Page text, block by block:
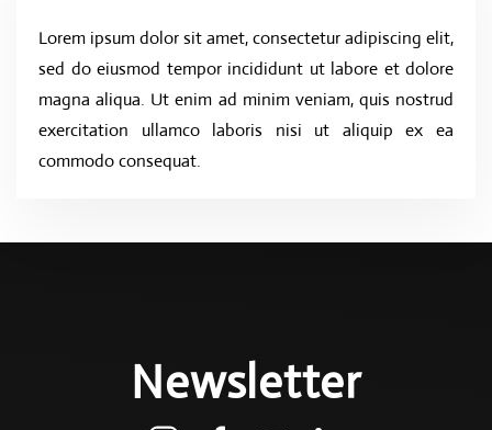
Lorem ipsum dolor sit amet, consectetur adipiscing elit,
sed do eiusmod tempor incididunt ut labore et dolore
magna aliqua. Ut enim ad minim veniam, quis nostrud
exercitation ullamco laboris nisi ut aliquip ex ea
commodo consequat.
Newsletter